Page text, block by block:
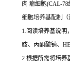
肉 瘤细胞(CAL-
细胞培养基配制（
1.阅读培养基说明
胺、丙酮酸钠、
2.根据所需将培